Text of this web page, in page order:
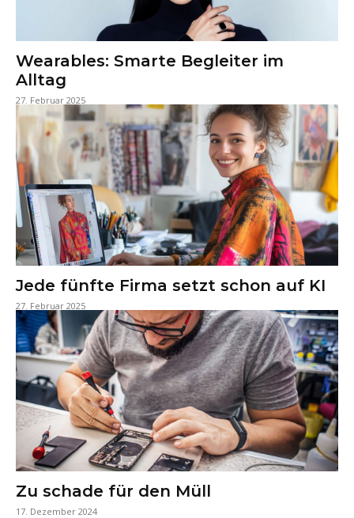
Wearables: Smarte Begleiter im
Alltag
27. Februar 2025
Jede fünfte Firma setzt schon auf KI
27. Februar 2025
Zu schade für den Müll
17. Dezember 2024